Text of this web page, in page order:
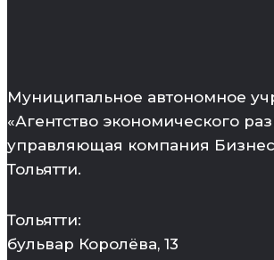
Муниципальное автономное
«Агентство экономического
управляющая компания
Тольятти.
Тольятти:
бульвар Королёва, 13